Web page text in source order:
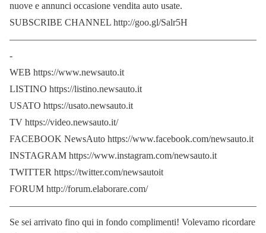
nuove e annunci occasione vendita auto usate.
SUBSCRIBE CHANNEL http://goo.gl/Salr5H
——————————————————————————
-
WEB https://www.newsauto.it
LISTINO https://listino.newsauto.it
USATO https://usato.newsauto.it
TV https://video.newsauto.it/
FACEBOOK NewsAuto https://www.facebook.com/newsauto.it
INSTAGRAM https://www.instagram.com/newsauto.it
TWITTER https://twitter.com/newsautoit
FORUM http://forum.elaborare.com/
——————————————————————————
Se sei arrivato fino qui in fondo complimenti! Volevamo ricordare